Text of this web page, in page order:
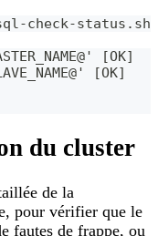
check-status.sh
[OK]
[OK]
du cluster
de la
pour vérifier que le
fautes de frappe, ou